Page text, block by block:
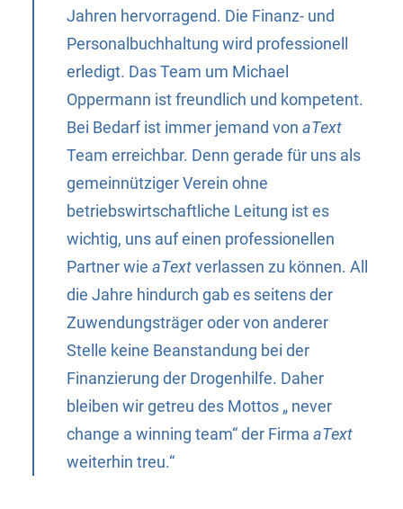
Jahren hervorragend. Die Finanz- und
Personalbuchhaltung wird professionell
erledigt. Das Team um Michael
Oppermann ist freundlich und kompetent.
Bei Bedarf ist immer jemand von aText
Team erreichbar. Denn gerade für uns als
gemeinnütziger Verein ohne
betriebswirtschaftliche Leitung ist es
wichtig, uns auf einen professionellen
Partner wie aTextverlassen zu können. All
die Jahre hindurch gab es seitens der
Zuwendungsträger oder von anderer
Stelle keine Beanstandung bei der
Finanzierung der Drogenhilfe. Daher
bleiben wir getreu des Mottos „ never
change a winning team“ der Firma aText
weiterhin treu.“